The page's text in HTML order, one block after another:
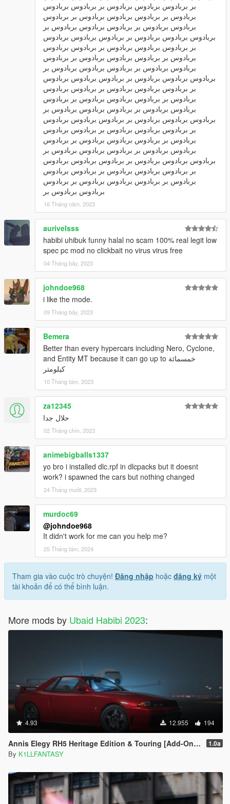
بر بربادوس بربادوس بربادوس بر بربادوس بربادوس
بربادوس بر بربادوس بربادوس بربادوس بر بربادوس
بربادوس بربادوس بر بربادوس بربادوس بربادوس بر
بربادوس بربادوس بربادوس بر بربادوس بربادوس بربادوس
بر بربادوس بربادوس بربادوس بر بربادوس بربادوس
بربادوس بر بربادوس بربادوس بربادوس بر بربادوس
بربادوس بربادوس بر بربادوس بربادوس بربادوس بر
بربادوس بربادوس بربادوس بر بربادوس بربادوس بربادوس
بر بربادوس بربادوس بربادوس بر بربادوس بربادوس
بربادوس بر بربادوس بربادوس بربادوس بر بربادوس
بربادوس بربادوس بر بربادوس بربادوس بربادوس بر
بربادوس بربادوس بربادوس بر بربادوس بربادوس بربادوس
بر بربادوس بربادوس بربادوس بر بربادوس بربادوس
بربادوس بر بربادوس بربادوس بربادوس بر بربادوس
بربادوس بربادوس بر بربادوس بربادوس بربادوس بر
بربادوس بربادوس بربادوس بر بربادوس بربادوس بربادوس
بر بربادوس بربادوس بربادوس بر بربادوس بربادوس
بربادوس بر بربادوس بربادوس بربادوس بر بربادوس
بربادوس بربادوس بر
16 Tháng năm, 2023
aurivelsss
habibi uhibuk funny halal no scam 100% real legit low
spec pc mod no clickbait no virus virus free
04 Tháng bảy, 2023
johndoe968
i like the mode.
09 Tháng bảy, 2023
Bemera
Better than every hypercars including Nero, Cyclone,
and Entity MT because it can go up to خمسمائة
كيلومتر
10 Tháng tám, 2023
za12345
حلال جدا
02 Tháng chín, 2023
animebigballs1337
yo bro i installed dlc.rpf in dlcpacks but it doesnt
work? i spawned the cars but nothing changed
24 Tháng mười, 2023
murdoc69
@johndoe968
It didn't work for me can you help me?
25 Tháng tám, 2024
Tham gia vào cuộc trò chuyện! Đăng nhập hoặc đăng ký một
tài khoản để có thể bình luận.
More mods by Ubaid Habibi 2023:
4.93 12.955 194
Annis Elegy RH5 Heritage Edition & Touring [Add-On | LODs | Tuning | Liveries] 1.0a
By K1LLFANTASY